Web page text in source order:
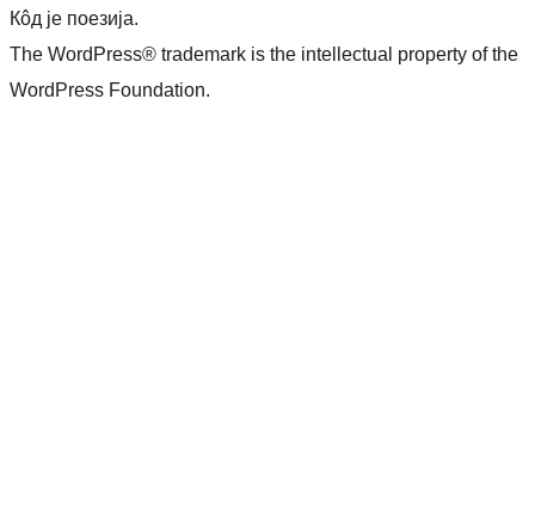
Кôд је поезија.
The WordPress® trademark is the intellectual property of the
WordPress Foundation.